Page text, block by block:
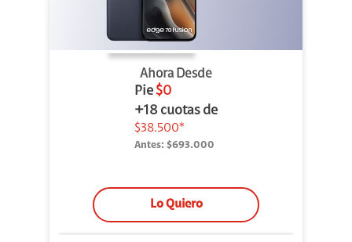
Ahora Desde
Pie $0
+18 cuotas de
$38.500*
Antes: $693.000
Lo Quiero